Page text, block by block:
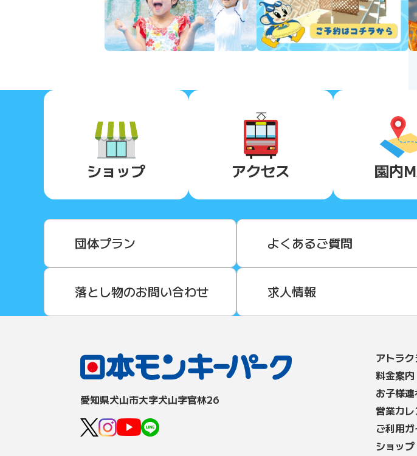
ショップ アクセス 園内
団体プラン よくあるご質問
落とし物のお問い合わせ 求人情報
愛知県⽝⼭市⼤字⽝⼭字官林26
アトラ
料⾦案内
お子様
営業カ
ご利用
ショッ